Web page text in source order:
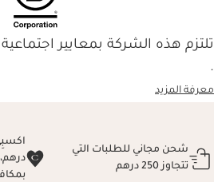
تلتزم هذه الشركة بمعايير اجتماعية
.
معرفة المزيد
شحن مجاني للطلبات التي
تتجاوز 250 درهم